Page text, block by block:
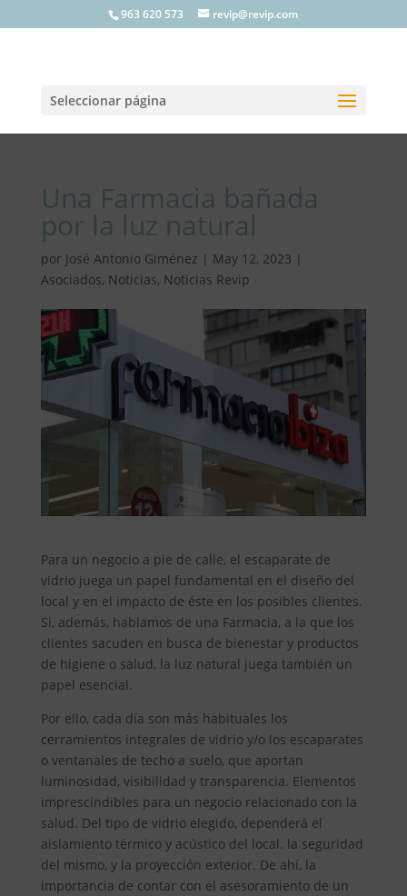
963 620 573 revip@revip.com
Seleccionar página
Una Farmacia bañada
por la luz natural
por José Antonio Giménez | May 12, 2023 |
Asociados, Noticias, Noticias Revip
Para un negocio a pie de calle, el escaparate de
vidrio juega un papel fundamental en el diseño del
local y en el impacto de éste en los posibles clientes.
Si, además, hablamos de una Farmacia, a la que los
clientes sacuden en busca de bienestar y productos
de higiene o salud, la luz natural juega también un
papel esencial.
Por ello, cada día son más habituales los
cerramientos integrales de vidrio y/o los escaparates
o ventanales de techo a suelo, que aportan
luminosidad, visibilidad y transparencia. Elementos
imprescindibles para un negocio relacionado con la
salud. Del tipo de vidrio elegido, dependerá el
aislamiento térmico y acústico del local. la seguridad
del mismo, y la proyección exterior. De ahí, la
importancia de contar con el asesoramiento de un